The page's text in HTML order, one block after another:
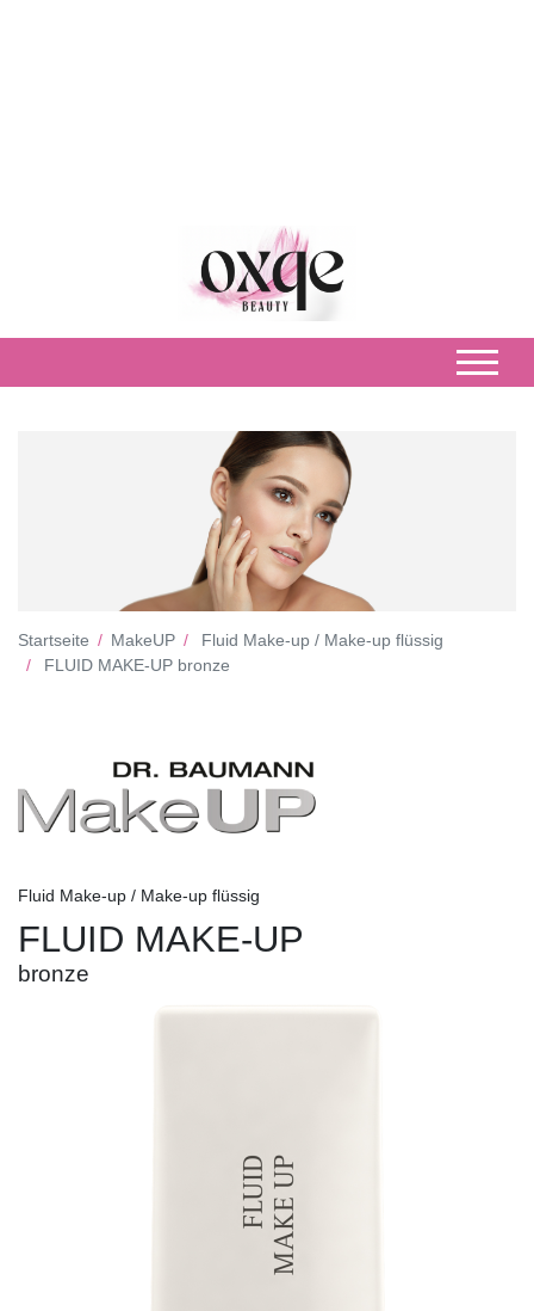
Startseite MakeUP
Fluid Make-up / Make-up flüssig
FLUID MAKE-UP bronze
Fluid Make-up / Make-up flüssig
FLUID MAKE-UP
bronze